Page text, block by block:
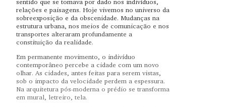
sentido que se tomava por dado nos indivíduos,
relações e paisagens. Hoje vivemos no universo da
sobreexposição e da obscenidade. Mudanças na
estrutura urbana, nos meios de comunicação e nos
transportes alteraram profundamente a
constituição da realidade.
Em permanente movimento, o indivíduo
contemporâneo percebe a cidade com um novo
olhar. As cidades, antes feitas para serem vistas,
sob o impacto da velocidade perdem a espessura.
Na arquitetura pós-moderna o prédio se transforma
em mural, letreiro, tela.